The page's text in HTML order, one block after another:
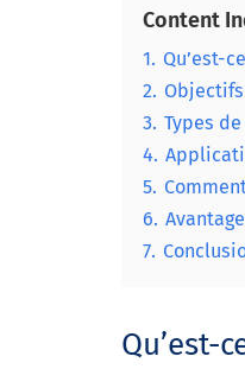
Content
1. Qu’est-
2.
3. Types
4.
5.
6.
7.
Qu’est-